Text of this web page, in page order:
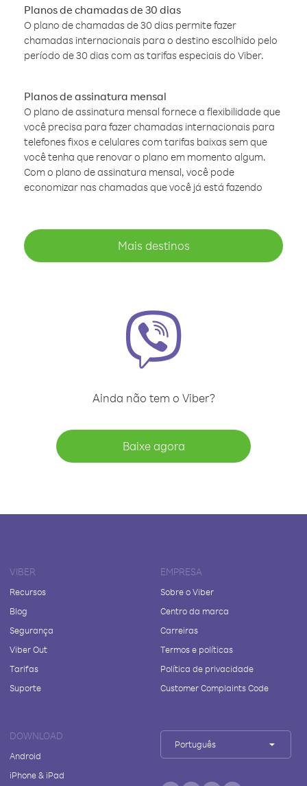
Planos de chamadas de 30 dias
O plano de chamadas de 30 dias permite fazer
chamadas internacionais para o destino escolhido pelo
período de 30 dias com as tarifas especiais do Viber.
Planos de assinatura mensal
O plano de assinatura mensal fornece a flexibilidade que
você precisa para fazer chamadas internacionais para
telefones fixos e celulares com tarifas baixas sem que
você tenha que renovar o plano em momento algum.
Com o plano de assinatura mensal, você pode
economizar nas chamadas que você já está fazendo
Mais destinos
Ainda não tem o Viber?
Baixe agora
VIBER
Recursos
Blog
Segurança
Viber Out
Tarifas
Suporte
EMPRESA
Sobre o Viber
Centro da marca
Carreiras
Termos e políticas
Política de privacidade
Customer Complaints Code
DOWNLOAD
Android
iPhone & iPad
Português